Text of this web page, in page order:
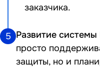
заказчика.
5 Развитие
просто
защиты, но и